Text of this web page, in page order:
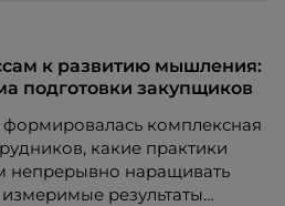
почему стандартные
самых талантливых
потенциал ещё до
эксперт по
и формированию
к развитию мышления:
подготовки закупщиков
комплексная
какие практики
непрерывно наращивать
результаты